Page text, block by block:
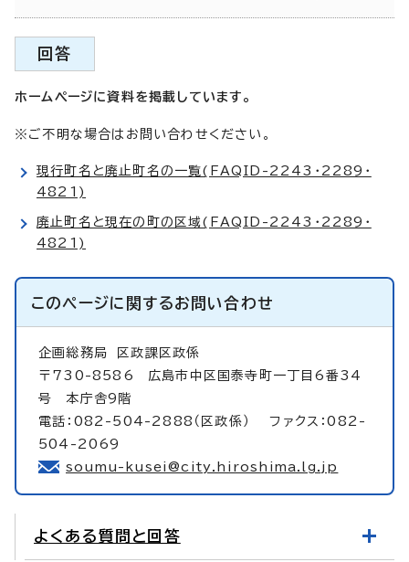
回答
ホームページに資料を掲載しています。
※ご不明な場合はお問い合わせください。
現行町名と廃止町名の一覧(FAQID-2243・2289・
4821)
廃止町名と現在の町の区域(FAQID-2243・2289・
4821)
このページに関するお問い合わせ
企画総務局
区政課区政係
〒730-8586 広島市中区国泰寺町一丁目6番34
号 本庁舎9階
電話：082-504-2888（区政係） ファクス：082-
504-2069
soumu-kusei@city.hiroshima.lg.jp
よくある質問と回答